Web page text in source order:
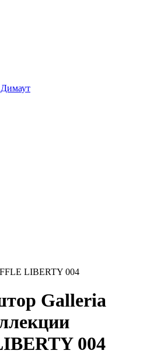
LIBERTY 004
Galleria
004